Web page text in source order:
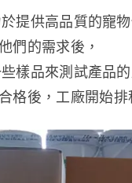
提供高品質的寵物
們的需求後，
樣品來測試產品的
格後，工廠開始排